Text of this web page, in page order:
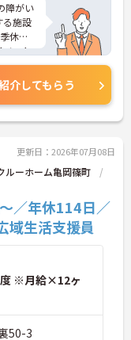
障がい
る施設
休暇
ベート
ニアま
て中
雰囲
り、
力。請
メント
活か
待ち
しま
介してもらう
更新日：2026年07月08日
ルーホーム亀岡篠町
／年休114日／
域生活支援員
※月給×12ヶ
50-3